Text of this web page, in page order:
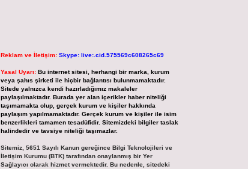
Reklam ve İletişim: Skype: live:.cid.575569c608265c69
Yasal Uyarı: Bu internet sitesi, herhangi bir marka, kurum
veya şahıs şirketi ile hiçbir bağlantısı bulunmamaktadır.
Sitede yalnızca kendi hazırladığımız makaleler
paylaşılmaktadır. Burada yer alan içerikler haber niteliği
taşımamakta olup, gerçek kurum ve kişiler hakkında
paylaşım yapılmamaktadır. Gerçek kurum ve kişiler ile isim
benzerlikleri tamamen tesadüfidir. Sitemizdeki bilgiler taslak
halindedir ve tavsiye niteliği taşımazlar.
Sitemiz, 5651 Sayılı Kanun gereğince Bilgi Teknolojileri ve
İletişim Kurumu (BTK) tarafından onaylanmış bir Yer
Sağlayıcı olarak hizmet vermektedir. Bu nedenle, sitedeki